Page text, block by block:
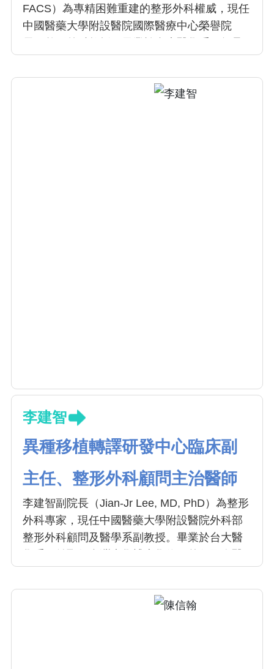
FACS）為專精困難重建的整形外科權威，現任
中國醫藥大學附設醫院國際醫療中心榮譽院
專長涵蓋淋巴水腫超顯微手術、自體腸道移植
食道與發聲重建等複雜手術。他曾獲高天成
李建智
異種移植轉譯研發中心臨床副
主任、整形外科顧問主治醫師
李建智副院長（Jian-Jr Lee, MD, PhD）為整形
外科專家，現任中國醫藥大學附設醫院外科部
整形外科顧問及醫學系副教授。畢業於台大醫
病人。師承「台灣整形外科教父」陳明庭教
授，專精血管瘤治療、顯微重建、醫美手術、